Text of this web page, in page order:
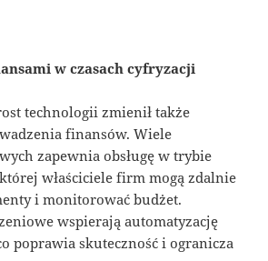
w czasach cyfryzacji
technologii zmienił także
finansów. Wiele
zapewnia obsługę w trybie
właściciele firm mogą zdalnie
i monitorować budżet.
wspierają automatyzację
poprawia skuteczność i ogranicza